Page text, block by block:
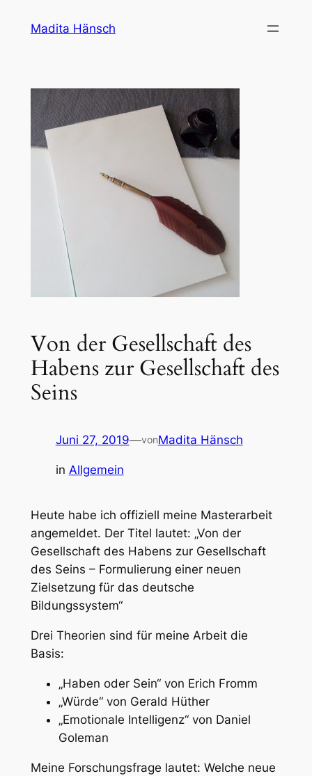
InhaltMadita Hänsch
Von der Gesellschaft des
Habens zur Gesellschaft des
Seins
Juni 27, 2019—vonMadita Hänsch
in Allgemein
Heute habe ich offiziell meine Masterarbeit
angemeldet. Der Titel lautet: „Von der
Gesellschaft des Habens zur Gesellschaft
des Seins – Formulierung einer neuen
Zielsetzung für das deutsche
Bildungssystem“
Drei Theorien sind für meine Arbeit die
Basis:
„Haben oder Sein“ von Erich Fromm
„Würde“ von Gerald Hüther
„Emotionale Intelligenz“ von Daniel
Goleman
Meine Forschungsfrage lautet: Welche neue